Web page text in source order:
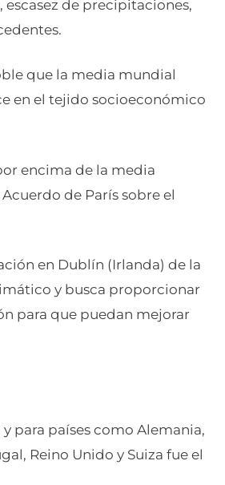
escasez de precipitaciones,
que la media mundial
en el tejido socioeconómico
encima de la media
de París sobre el
en Dublín (Irlanda) de la
y busca proporcionar
para que puedan mejorar
para países como Alemania,
Reino Unido y Suiza fue el